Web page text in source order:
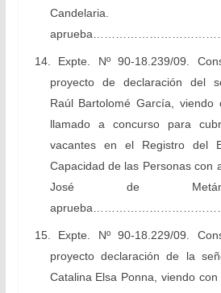
14. Expte. Nº 90-18.239/09.
proyecto de declaración del
Raúl Bartolomé García, viendo
llamado a concurso para
vacantes en el Registro del
Capacidad de las Personas con
José de
15. Expte. Nº 90-18.229/09.
proyecto declaraciónde la
Catalina Elsa Ponna, viendo